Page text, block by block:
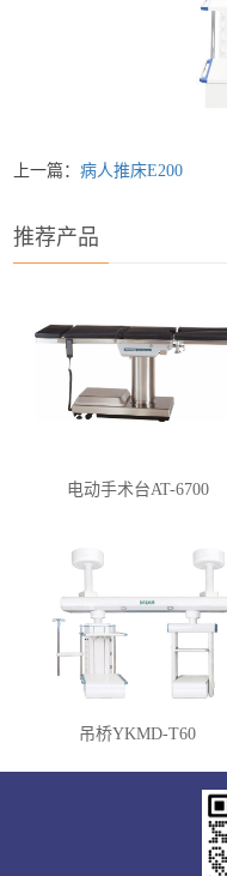
上一篇：病人推床E200
推荐产品
电动手术台AT-6700
吊桥YKMD-T60